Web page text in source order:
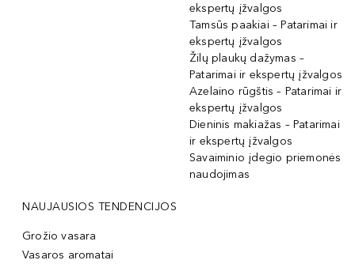
ekspertų įžvalgos
Tamsūs paakiai – Patarimai ir
ekspertų įžvalgos
Žilų plaukų dažymas –
Patarimai ir ekspertų įžvalgos
Azelaino rūgštis – Patarimai ir
ekspertų įžvalgos
Dieninis makiažas – Patarimai
ir ekspertų įžvalgos
Savaiminio įdegio priemonės
naudojimas
NAUJAUSIOS TENDENCIJOS
Grožio vasara
Vasaros aromatai